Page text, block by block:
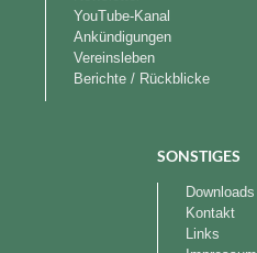
YouTube-Kanal
Ankündigungen
Vereinsleben
Berichte / Rückblicke
SONSTIGES
Downloads
Kontakt
Links